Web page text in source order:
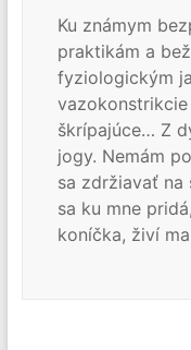
Ku známym
praktikám a
fyziologickým
škrípajúce… Z
jogy. Nemám
sa zdržiavať
sa ku mne
koníčka, živí